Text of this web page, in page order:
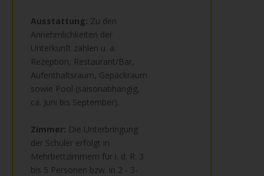
Ausstattung: Zu den
Annehmlichkeiten der
Unterkunft zählen u. a.
Rezeption, Restaurant/Bar,
Aufenthaltsraum, Gepäckraum
sowie Pool (saisonabhängig,
ca. Juni bis September).
Zimmer: Die Unterbringung
der Schüler erfolgt in
Mehrbettzimmern für i. d. R. 3
bis 5 Personen bzw. in 2 - 3-